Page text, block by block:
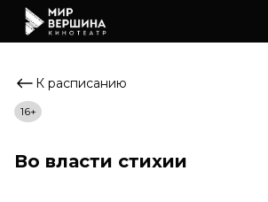
К расписанию
Во власти стихии
16+